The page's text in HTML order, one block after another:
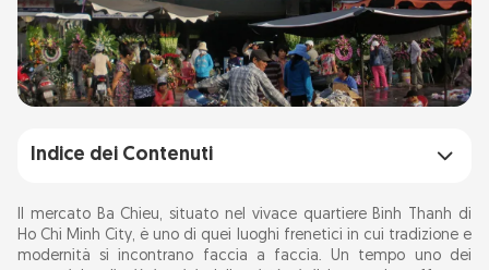
Indice dei Contenuti
Storia del mercato di Ba Chieu
Cosa aspettarsi
Il mercato Ba Chieu, situato nel vivace quartiere Binh Thanh di
Ho Chi Minh City, è uno di quei luoghi frenetici in cui tradizione e
modernità si incontrano faccia a faccia. Un tempo uno dei